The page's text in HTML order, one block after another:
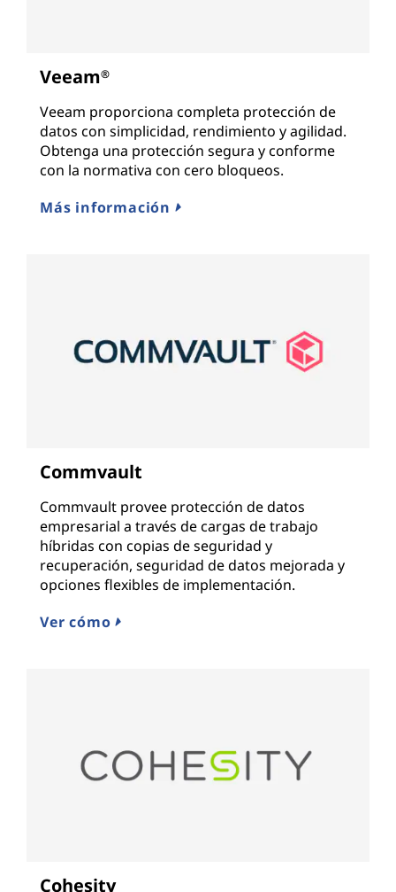
Veeam®
Veeam proporciona completa protección de
datos con simplicidad, rendimiento y agilidad.
Obtenga una protección segura y conforme
con la normativa con cero bloqueos.
Más información
Commvault
Commvault provee protección de datos
empresarial a través de cargas de trabajo
híbridas con copias de seguridad y
recuperación, seguridad de datos mejorada y
opciones flexibles de implementación.
Ver cómo
Cohesity